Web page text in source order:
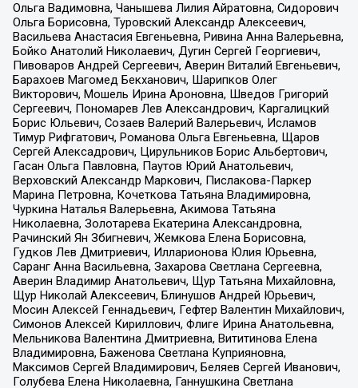
Ольга Вадимовна, Чанышева Лилия Айратовна, Сидорович
Ольга Борисовна, Туровский Александр Алексеевич,
Васильева Анастасия Евгеньевна, Ривина Анна Валерьевна,
Бойко Анатолий Николаевич, Дугин Сергей Георгиевич,
Пивоваров Андрей Сергеевич, Аверин Виталий Евгеньевич,
Барахоев Магомед Бекханович, Шарипков Олег
Викторович, Мошель Ирина Ароновна, Шведов Григорий
Сергеевич, Пономарев Лев Александрович, Каргалицкий
Борис Юльевич, Созаев Валерий Валерьевич, Исламов
Тимур Рифгатович, Романова Ольга Евгеньевна, Щаров
Сергей Алексадрович, Цирульников Борис Альбертович,
Гасан Ольга Павловна, Паутов Юрий Анатольевич,
Верховский Александр Маркович, Пислакова-Паркер
Марина Петровна, Кочеткова Татьяна Владимировна,
Чуркина Наталья Валерьевна, Акимова Татьяна
Николаевна, Золотарева Екатерина Александровна,
Рачинский Ян Збигневич, Жемкова Елена Борисовна,
Гудков Лев Дмитриевич, Илларионова Юлия Юрьевна,
Саранг Анна Васильевна, Захарова Светлана Сергеевна,
Аверин Владимир Анатольевич, Щур Татьяна Михайловна,
Щур Николай Алексеевич, Блинушов Андрей Юрьевич,
Мосин Алексей Геннадьевич, Гефтер Валентин Михайлович,
Симонов Алексей Кириллович, Флиге Ирина Анатольевна,
Мельникова Валентина Дмитриевна, Вититинова Елена
Владимировна, Баженова Светлана Куприяновна,
Максимов Сергей Владимирович, Беляев Сергей Иванович,
Голубева Елена Николаевна, Ганнушкина Светлана